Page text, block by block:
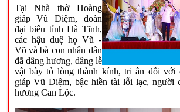
Tại Nhà thờ Hoàng
giáp Vũ Diệm, đoàn
đại biểu tỉnh Hà Tĩnh,
các hậu duệ họ Vũ -
Võ và bà con nhân dân
đã dâng hương, dâng lễ
vật bày tỏ lòng thành kính, tri ân đối với
giáp Vũ Diệm, bậc hiền tài lỗi lạc, người
hương Can Lộc.